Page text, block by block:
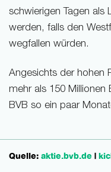
schwierigen Tagen als
werden, falls den
wegfallen würden.
Angesichts der hohen
mehr als 150 Millionen
BVB so ein paar
Quelle: aktie.bvb.de